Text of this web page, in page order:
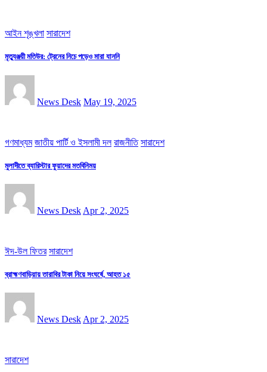
আইন শৃঙ্খলা সারাদেশ
মৃত্যুঞ্জয়ী মতিউর: ট্রেনের নিচে পড়েও মারা যাননি
News Desk May 19, 2025
গণমাধ্যম জাতীয় পার্টি ও ইসলামী দল রাজনীতি সারাদেশ
মুলাদীতে ব্যারিস্টার ফুয়াদের মতবিনিময়
News Desk Apr 2, 2025
ঈদ-উল ফিতর সারাদেশ
ব্রাহ্মণবাড়িয়ায় তারাবির টাকা নিয়ে সংঘর্ষে, আহত ১৫
News Desk Apr 2, 2025
সারাদেশ